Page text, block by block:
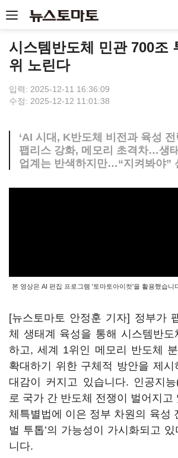
시스템반도체 민관 700조
위 노린다
입력: 2025-12-11 16:36:09
수정: 2025-12-12 11:01:38
‘AI 시대, K반도체 비전과 육성 전
팹리스 강화, 메모리 초격차…생
업계는 반색하지만…“지켜봐야”
본 영상은 AI 편집 프로그램 '토마토아이컷'을 활용했습니
[뉴스토마토 안정훈 기자] 정부가
체 생태계 육성을 통해 시스템반
하고, 세계 1위인 메모리 반도체
확대하기 위한 구체적 방안을 제시
대감이 커지고 있습니다. 인공지
로 국가 간 반도체 전쟁이 벌어지고
체특별법에 이은 정부 차원의 육성
벌 투톱’의 가능성이 가시화되고
니다.